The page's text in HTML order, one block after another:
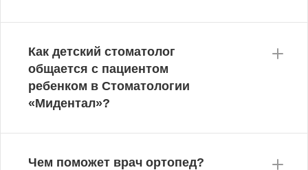
Как детский стоматолог
общается с пациентом
ребенком в Стоматологии
«Мидентал»?
Чем поможет врач ортопед?